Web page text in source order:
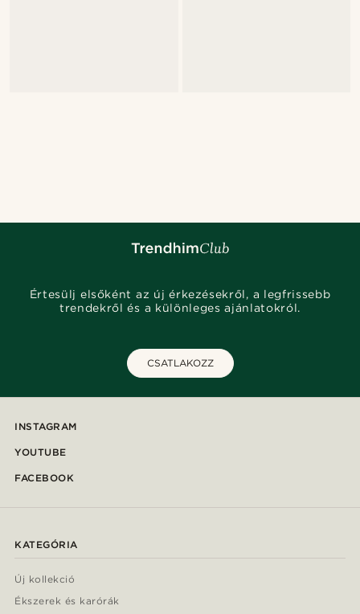
Értesülj elsőként az új érkezésekről, a legfrissebb
trendekről és a különleges ajánlatokról.
CSATLAKOZZ
INSTAGRAM
YOUTUBE
FACEBOOK
KATEGÓRIA
Új kollekció
Ékszerek és karórák